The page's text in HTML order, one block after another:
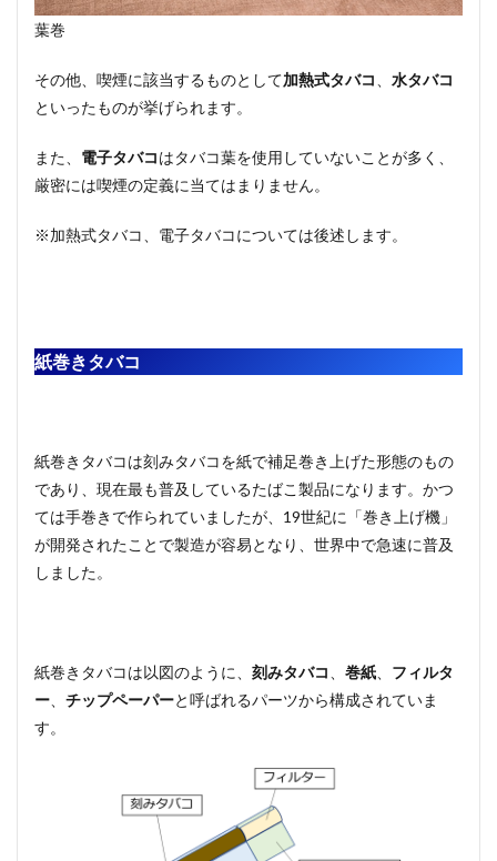
葉巻
その他、喫煙に該当するものとして加熱式タバコ
水タバコ
といったものが挙げられます。
また、 電子タバコはタバコ葉を使用していないことが多く、
厳密には喫煙の定義に当てはまりません。
※加熱式タバコ、電子タバコについては後述します。
紙巻きタバコ
紙巻きタバコは刻みタバコを紙で補足巻き上げた形態のもの
であり、現在最も普及しているたばこ製品になります。かつ
ては手巻きで作られていましたが、19世紀に「巻き上げ機」
が開発されたことで製造が容易となり、世界中で急速に普及
しました。
紙巻きタバコは以図のように、 刻みタバコ 巻紙
フィルタ
ー
チップペーパーと呼ばれるパーツから構成されていま
す。